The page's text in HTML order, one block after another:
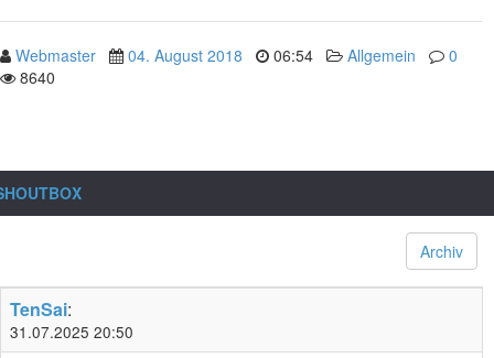
Webmaster 04. August 2018 06:54 Allgemein
0
8640
Archiv
TenSai:
31.07.2025 20:50